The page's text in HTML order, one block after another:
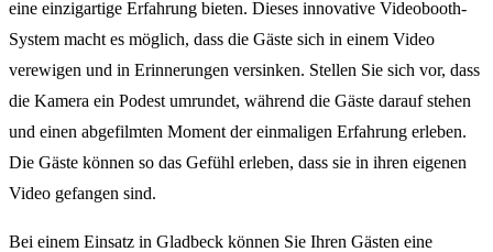
eine einzigartige Erfahrung bieten. Dieses innovative Videobooth-
System macht es möglich, dass die Gäste sich in einem Video
verewigen und in Erinnerungen versinken. Stellen Sie sich vor, dass
die Kamera ein Podest umrundet, während die Gäste darauf stehen
und einen abgefilmten Moment der einmaligen Erfahrung erleben.
Die Gäste können so das Gefühl erleben, dass sie in ihren eigenen
Video gefangen sind.
Bei einem Einsatz in Gladbeck können Sie Ihren Gästen eine